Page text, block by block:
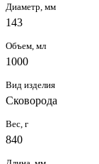
Диаметр, мм
143
Объем, мл
1000
Вид изделия
Сковорода
Вес, г
840